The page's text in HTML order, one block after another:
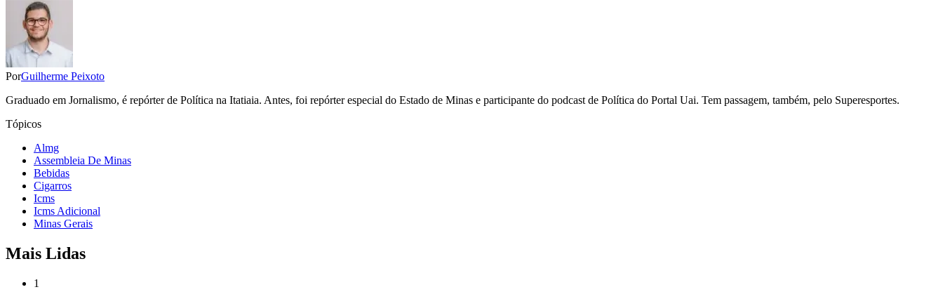
PorGuilherme Peixoto
Graduado em Jornalismo, é repórter de Política na Itatiaia. Antes, foi repórter especial do Estado de Minas e participante do podcast de Política do Portal Uai. Tem passagem, também, pelo Superesportes.
Tópicos
Almg
Assembleia De Minas
Bebidas
Cigarros
Icms
Icms Adicional
Minas Gerais
Mais Lidas
1